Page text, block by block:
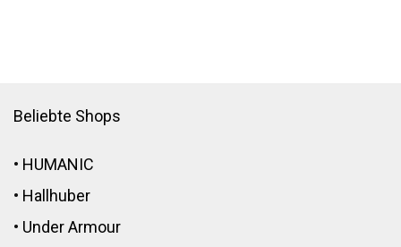
Beliebte Shops
• HUMANIC
• Hallhuber
• Under Armour